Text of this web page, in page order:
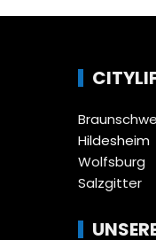
Hildesheim
Wolfsburg
Salzgitter